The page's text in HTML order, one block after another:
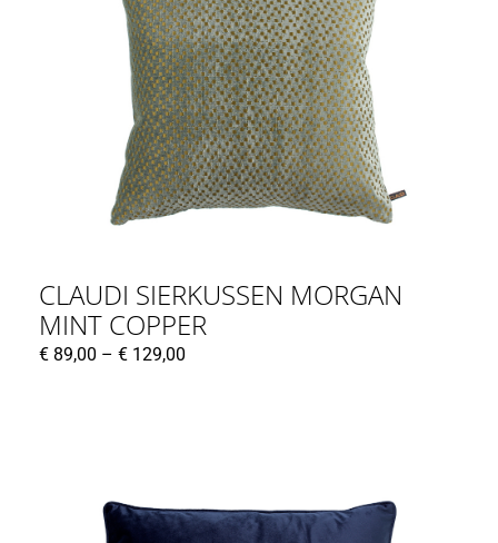
CLAUDI SIERKUSSEN MORGAN
MINT COPPER
€ 89,00 – € 129,00